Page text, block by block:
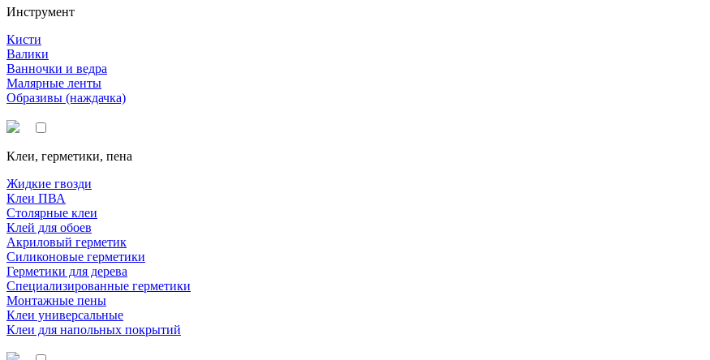
Инструмент
Кисти
Валики
Ванночки и ведра
Малярные ленты
Образивы (наждачка)
Клеи, герметики, пена
Жидкие гвозди
Клеи ПВА
Столярные клеи
Клей для обоев
Акриловый герметик
Силиконовые герметики
Герметики для дерева
Специализированные герметики
Монтажные пены
Клеи универсальные
Клеи для напольных покрытий